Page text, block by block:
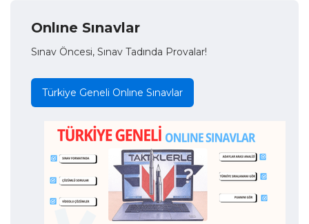
Onlıne Sınavlar
Sınav Öncesi, Sınav Tadında Provalar!
Türkiye Geneli Onlıne Sınavlar